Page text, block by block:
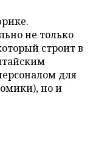
не только
строит в
для
но и